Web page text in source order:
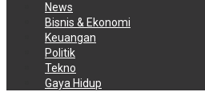
News
Bisnis & Ekonomi
Keuangan
Politik
Tekno
Gaya Hidup